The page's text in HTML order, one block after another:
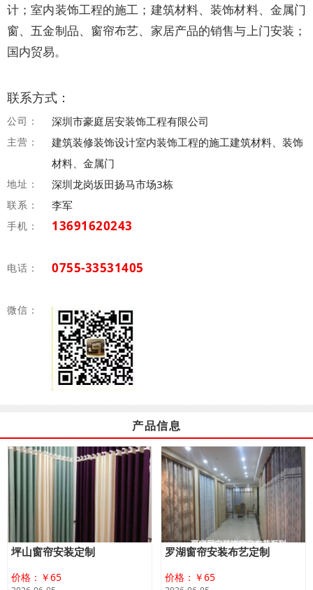
计；室内装饰工程的施工；建筑材料、装饰材料、金属门
窗、五金制品、窗帘布艺、家居产品的销售与上门安装；
国内贸易。
联系方式：
公司： 深圳市豪庭居安装饰工程有限公司
主营：
建筑装修装饰设计室内装饰工程的施工建筑材料、装饰
材料、金属门
地址： 深圳龙岗坂田扬马市场3栋
联系： 李军
手机： 13691620243
电话： 0755-33531405
微信：
产品信息
坪山窗帘安装定制
价格：￥65
罗湖窗帘安装布艺定制
价格：￥65